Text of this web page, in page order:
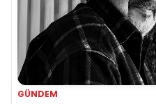
GÜNDEM